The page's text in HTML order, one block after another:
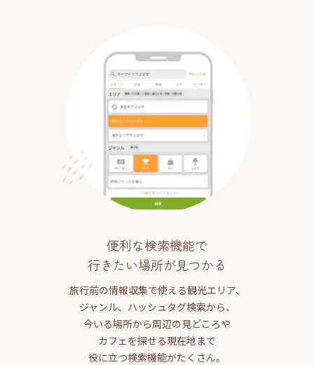
便利な検索機能で
行きたい場所が見つかる
旅行前の情報収集で使える観光エリア、
ジャンル、ハッシュタグ検索から、
今いる場所から周辺の見どころや
カフェを探せる現在地まで
役に立つ検索機能がたくさん。